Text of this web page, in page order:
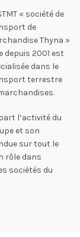
« société de
de
Thyna »
depuis 2001 est
dans le
terrestre
l’activité du
et son
sur tout le
rôle dans
sociétés du